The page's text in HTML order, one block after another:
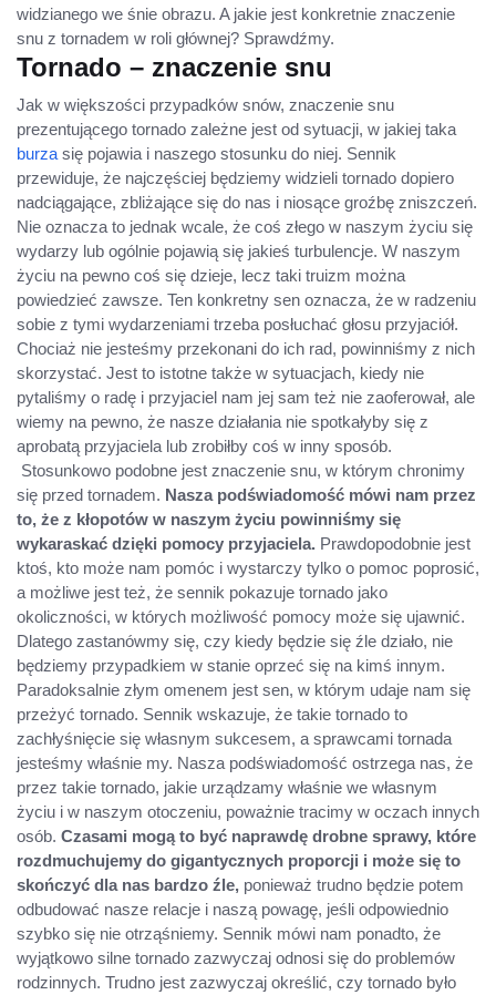
widzianego we śnie obrazu. A jakie jest konkretnie znaczenie
snu z tornadem w roli głównej? Sprawdźmy.
Tornado – znaczenie snu
Jak w większości przypadków snów, znaczenie snu
prezentującego tornado zależne jest od sytuacji, w jakiej taka
burza się pojawia i naszego stosunku do niej. Sennik
przewiduje, że najczęściej będziemy widzieli tornado dopiero
nadciągające, zbliżające się do nas i niosące groźbę zniszczeń.
Nie oznacza to jednak wcale, że coś złego w naszym życiu się
wydarzy lub ogólnie pojawią się jakieś turbulencje. W naszym
życiu na pewno coś się dzieje, lecz taki truizm można
powiedzieć zawsze. Ten konkretny sen oznacza, że w radzeniu
sobie z tymi wydarzeniami trzeba posłuchać głosu przyjaciół.
Chociaż nie jesteśmy przekonani do ich rad, powinniśmy z nich
skorzystać. Jest to istotne także w sytuacjach, kiedy nie
pytaliśmy o radę i przyjaciel nam jej sam też nie zaoferował, ale
wiemy na pewno, że nasze działania nie spotkałyby się z
aprobatą przyjaciela lub zrobiłby coś w inny sposób.
Stosunkowo podobne jest znaczenie snu, w którym chronimy
się przed tornadem. Nasza podświadomość mówi nam przez
to, że z kłopotów w naszym życiu powinniśmy się
wykaraskać dzięki pomocy przyjaciela. Prawdopodobnie jest
ktoś, kto może nam pomóc i wystarczy tylko o pomoc poprosić,
a możliwe jest też, że sennik pokazuje tornado jako
okoliczności, w których możliwość pomocy może się ujawnić.
Dlatego zastanówmy się, czy kiedy będzie się źle działo, nie
będziemy przypadkiem w stanie oprzeć się na kimś innym.
Paradoksalnie złym omenem jest sen, w którym udaje nam się
przeżyć tornado. Sennik wskazuje, że takie tornado to
zachłyśnięcie się własnym sukcesem, a sprawcami tornada
jesteśmy właśnie my. Nasza podświadomość ostrzega nas, że
przez takie tornado, jakie urządzamy właśnie we własnym
życiu i w naszym otoczeniu, poważnie tracimy w oczach innych
osób. Czasami mogą to być naprawdę drobne sprawy, które
rozdmuchujemy do gigantycznych proporcji i może się to
skończyć dla nas bardzo źle, ponieważ trudno będzie potem
odbudować nasze relacje i naszą powagę, jeśli odpowiednio
szybko się nie otrząśniemy. Sennik mówi nam ponadto, że
wyjątkowo silne tornado zazwyczaj odnosi się do problemów
rodzinnych. Trudno jest zazwyczaj określić, czy tornado było